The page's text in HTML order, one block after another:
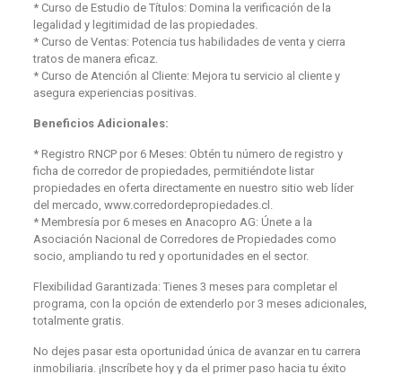
* Curso de Estudio de Títulos: Domina la verificación de la
legalidad y legitimidad de las propiedades.
* Curso de Ventas: Potencia tus habilidades de venta y cierra
tratos de manera eficaz.
* Curso de Atención al Cliente: Mejora tu servicio al cliente y
asegura experiencias positivas.
Beneficios Adicionales:
* Registro RNCP por 6 Meses: Obtén tu número de registro y
ficha de corredor de propiedades, permitiéndote listar
propiedades en oferta directamente en nuestro sitio web líder
del mercado, www.corredordepropiedades.cl.
* Membresía por 6 meses en Anacopro AG: Únete a la
Asociación Nacional de Corredores de Propiedades como
socio, ampliando tu red y oportunidades en el sector.
Flexibilidad Garantizada: Tienes 3 meses para completar el
programa, con la opción de extenderlo por 3 meses adicionales,
totalmente gratis.
No dejes pasar esta oportunidad única de avanzar en tu carrera
inmobiliaria. ¡Inscríbete hoy y da el primer paso hacia tu éxito